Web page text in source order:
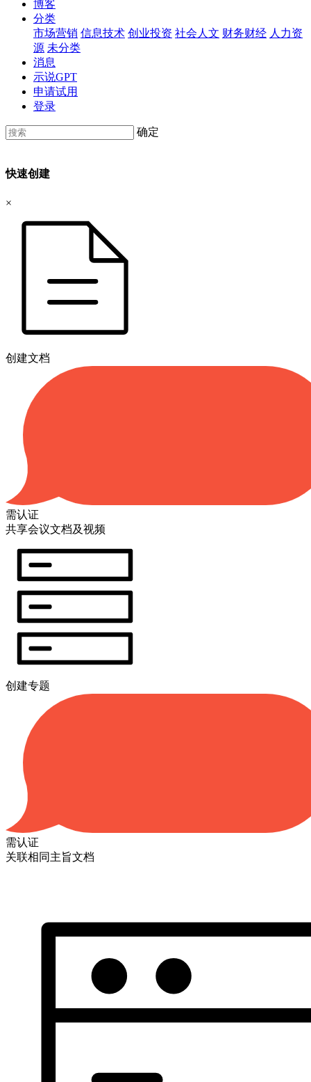
博客
分类
市场营销 信息技术 创业投资 社会人文 财务财经 人力资
源 未分类
消息
示说GPT
申请试用
登录
确定
快速创建
×
创建文档
需认证
共享会议文档及视频
创建专题
需认证
关联相同主旨文档